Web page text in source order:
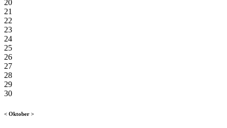
20
21
22
23
24
25
26
27
28
29
30
< Oktober >